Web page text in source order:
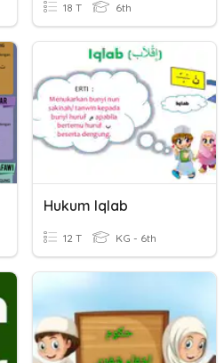
18 T 6th
Hukum Iqlab
12 T KG - 6th